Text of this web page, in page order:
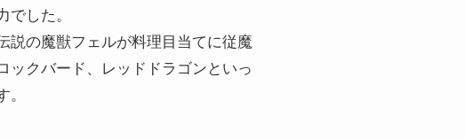
した。
説の魔獣フェルが料理目当てに従魔
ックバード、レッドドラゴンといっ